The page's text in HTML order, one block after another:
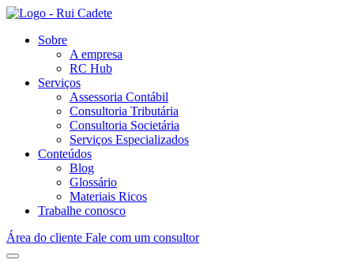
Sobre
A empresa
RC Hub
Serviços
Assessoria Contábil
Consultoria Tributária
Consultoria Societária
Serviços Especializados
Conteúdos
Blog
Glossário
Materiais Ricos
Trabalhe conosco
Área do cliente Fale com um consultor